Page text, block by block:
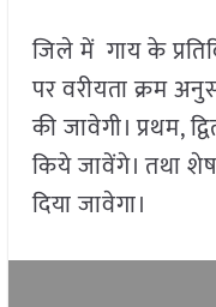
जिले में गाय के
पर वरीयता क्रम
की जावेगी। प्रथम,
किये जावेंगे। तथा शेष
दिया जावेगा।